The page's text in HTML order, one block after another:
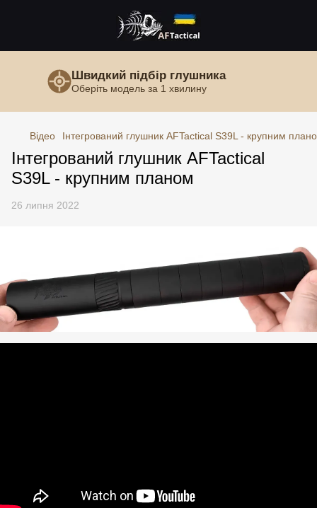
Швидкий підбір глушника
Оберіть модель за 1 хвилину
Відео Інтегрований глушник AFTactical S39L - крупним
Інтегрований глушник AFTactical
S39L - крупним планом
26 липня 2022